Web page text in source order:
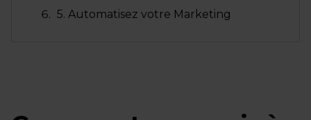
5. Automatisez votre Marketing